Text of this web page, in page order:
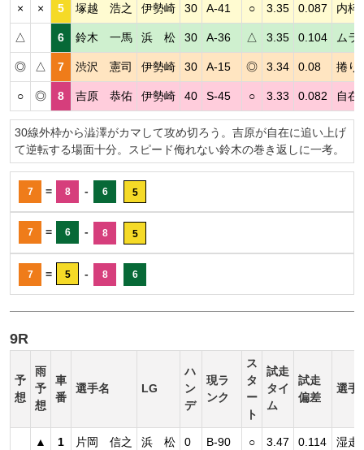
× × 5 塚越 浩之 伊勢崎 30 A-41 ○ 3.35 0.087 内枠
△ 6 鈴木 一馬 浜 松 30 A-36 △ 3.35 0.104 ムラ
◎ △ 7 渋沢 憲司 伊勢崎 30 A-15 ◎ 3.34 0.08 捲り
○ ◎ 8 吉原 恭佑 伊勢崎 40 S-45 ○ 3.33 0.082 自在
30線外枠から澁澤がカマして攻め切ろう。吉原が自在に追い上げ
て逆転する場面十分。スピード侮れない鈴木の巻き返しに一考。
7 = 8 - 6 5
7 = 6 - 8 5
7 = 5 - 8 6
9R
予
想
雨
予
想
車
番
選手名 LG
ハ
ン
デ
現ラ
ンク
ス
タ
ー
ト
試走
タイ
ム
試走
偏差
選手
▲ 1 片岡 信之 浜 松 0 B-90 ○ 3.47 0.114 湿走